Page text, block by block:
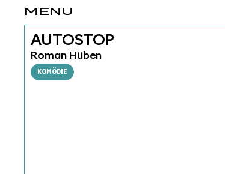
MENU
AUTOSTOP
Roman Hüben
KOMÖDIE